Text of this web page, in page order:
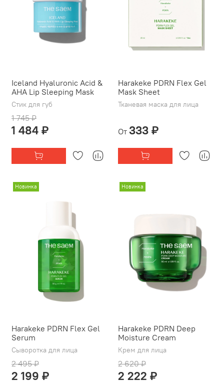
Iceland Hyaluronic Acid &
AHA Lip Sleeping Mask
Стик для губ
1 745 ₽
1 484 ₽
Harakeke PDRN Flex Gel
Mask Sheet
Тканевая маска для лица
От 333 ₽
Новинка
Harakeke PDRN Flex Gel
Serum
Сыворотка для лица
2 495 ₽
2 199 ₽
Новинка
Harakeke PDRN Deep
Moisture Cream
Крем для лица
2 620 ₽
2 222 ₽